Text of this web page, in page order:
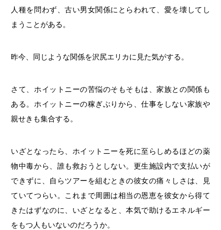
人種を問わず、古い男女関係にとらわれて、愛を壊してし
まうことがある。
昨今、同じような関係を沢尻エリカに見た気がする。
さて、ホイットニーの苦悩のそもそもは、家族との関係も
ある。ホイットニーの稼ぎぶりから、仕事をしない家族や
親せきも集合する。
いざとなったら、ホイットニーを死に至らしめるほどの薬
物中毒から、誰も救おうとしない。更生施設内で支払いが
できずに、自らツアーを組むときの彼女の痛々しさは、見
ていてつらい。これまで周囲は相当の恩恵を彼女から得て
きたはずなのに、いざとなると、本気で助けるエネルギー
をもつ人もいないのだろうか。